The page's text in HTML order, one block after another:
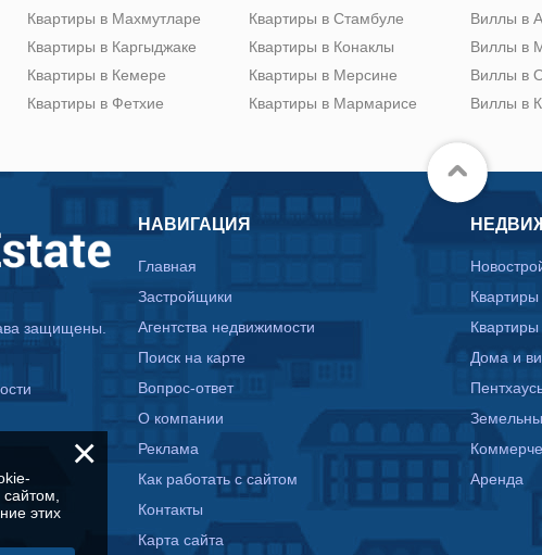
Квартиры в Махмутларе
Квартиры в Каргыджаке
Квартиры в Кемере
Квартиры в Фетхие
Квартиры в Стамбуле
Квартиры в Конаклы
Квартиры в Мерсине
Квартиры в Мармарисе
Виллы в
Виллы в
Виллы в
Виллы в
защищены.
НАВИГАЦИЯ
Главная
Застройщики
Агентства недвижимости
Поиск на карте
Вопрос-ответ
О компании
Реклама
Как работать с сайтом
Контакты
Карта сайта
Квартиры
Дома и
Аренда
×
этих